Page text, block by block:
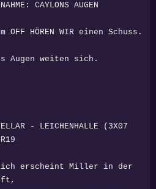
AUGEN
WIR einen Schuss.
weiten sich.
(3X07
Miller in der